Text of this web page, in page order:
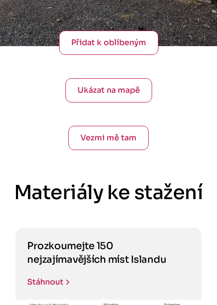
Přidat k oblíbeným
Ukázat na mapě
Vezmi mě tam
Materiály ke stažení
Prozkoumejte 150
nejzajímavějších míst Islandu
Stáhnout